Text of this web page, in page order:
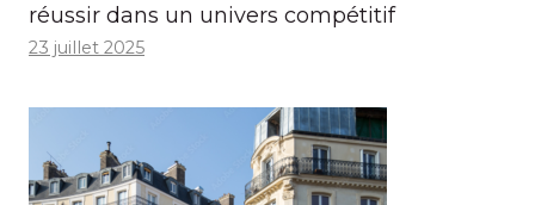
réussir dans un univers compétitif
23 juillet 2025